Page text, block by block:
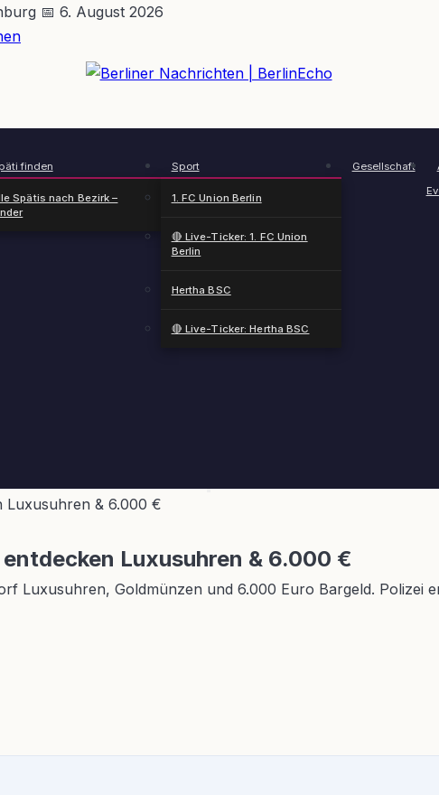
📅 6. August 2026
finden
Spätis nach Bezirk –
Sport
1. FC Union Berlin
🔴 Live-Ticker: 1. FC Union
Berlin
Hertha BSC
🔴 Live-Ticker: Hertha BSC
Gesellschaft
Luxusuhren & 6.000 €
Luxusuhren & 6.000 €
Luxusuhren, Goldmünzen und 6.000 Euro Bargeld.